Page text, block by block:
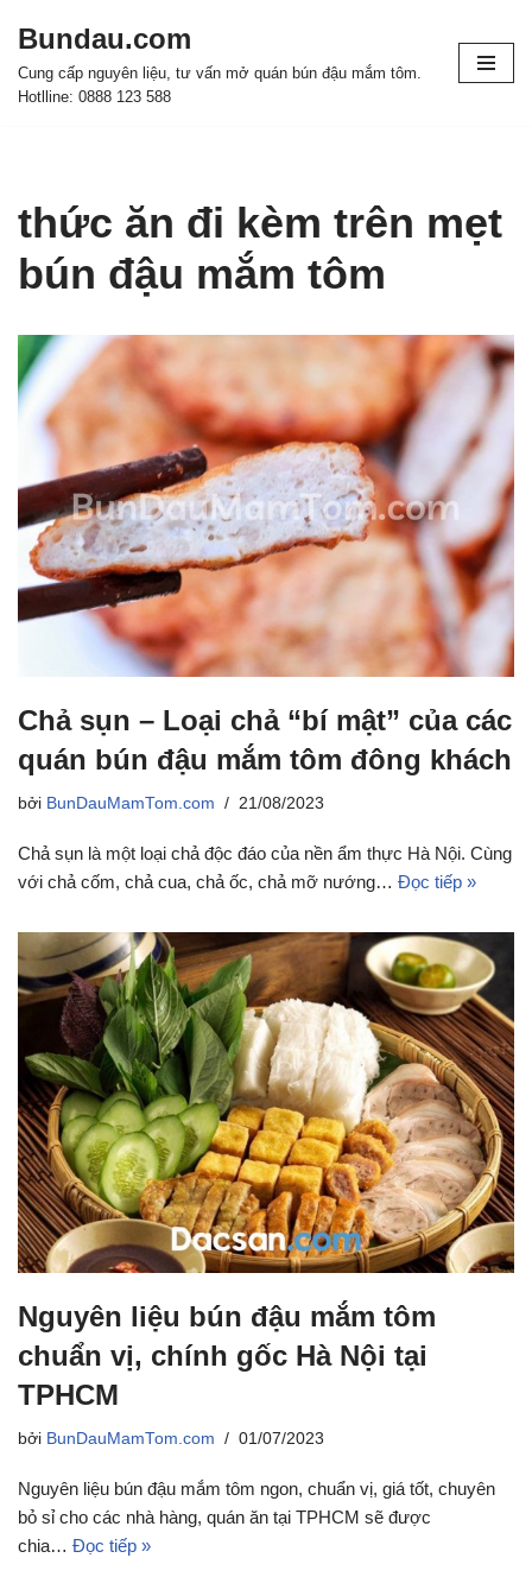
Chuyển
tới
Bundau.com
Cung cấp nguyên liệu, tư vấn mở quán bún đậu mắm tôm.
Hotlline: 0888 123 588
thức ăn đi kèm trên mẹt
bún đậu mắm tôm
Chả sụn – Loại chả “bí mật” của các
quán bún đậu mắm tôm đông khách
bởi BunDauMamTom.com 21/08/2023
Chả sụn là một loại chả độc đáo của nền ẩm thực Hà Nội. Cùng
với chả cốm, chả cua, chả ốc, chả mỡ nướng… Đọc tiếp »
Nguyên liệu bún đậu mắm tôm
chuẩn vị, chính gốc Hà Nội tại
TPHCM
bởi BunDauMamTom.com 01/07/2023
Nguyên liệu bún đậu mắm tôm ngon, chuẩn vị, giá tốt, chuyên
bỏ sỉ cho các nhà hàng, quán ăn tại TPHCM sẽ được
chia… Đọc tiếp »